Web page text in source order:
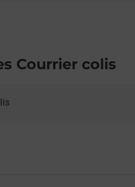
Courrier colis